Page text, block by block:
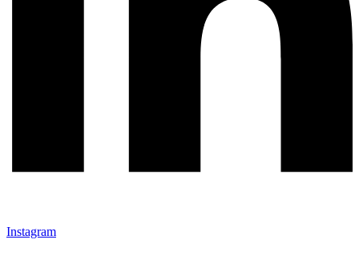
Instagram